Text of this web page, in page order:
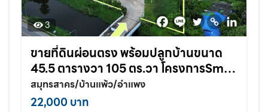
3
ขายที่ดินผ่อนตรง พร้อมปลูกบ้านขนาด
45.5 ตารางวา 105 ตร.วา โครงการSmile
land อำแพง สวนส้ม สมุทรสาคร
สมุทรสาคร/บ้านแพ้ว/อำแพง
22,000 บาท